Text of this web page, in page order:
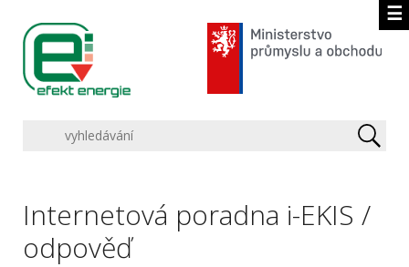
☰
Internetová poradna i-EKIS /
odpověď